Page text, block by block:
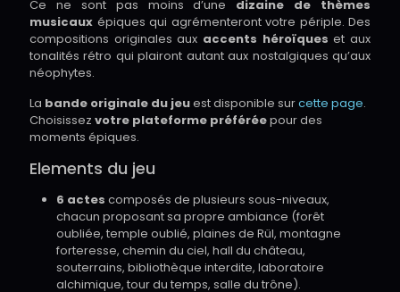
Ce ne sont pas moins d’une dizaine de thèmes
musicaux épiques qui agrémenteront votre périple. Des
compositions originales aux accents héroïques et aux
tonalités rétro qui plairont autant aux nostalgiques qu’aux
néophytes.
La bande originale du jeuest disponible surcette page.
Choisissez votre plateforme préféréepour des
moments épiques.
Elements du jeu
6 actes composés de plusieurs sous-niveaux,
chacun proposant sa propre ambiance (forêt
oubliée, temple oublié, plaines de Rül, montagne
forteresse, chemin du ciel, hall du château,
souterrains, bibliothèque interdite, laboratoire
alchimique, tour du temps, salle du trône).